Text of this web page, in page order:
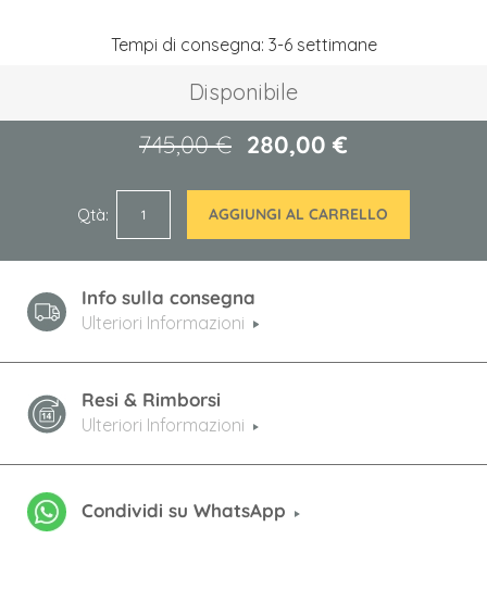
Tempi di consegna: 3-6 settimane
Disponibile
280,00 €
745,00 €
Qtà AGGIUNGI AL CARRELLO
Info sulla consegna
Ulteriori Informazioni
Resi & Rimborsi
Ulteriori Informazioni
Condividi su WhatsApp